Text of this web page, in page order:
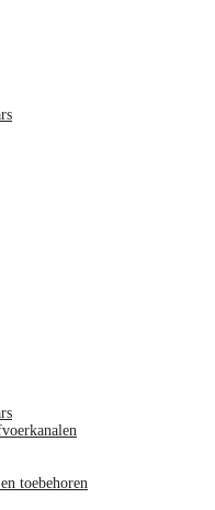
toebehoren